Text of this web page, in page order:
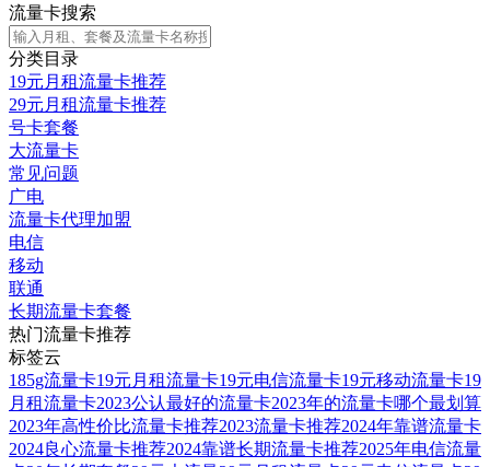
流量卡搜索
分类目录
19元月租流量卡推荐
29元月租流量卡推荐
号卡套餐
大流量卡
常见问题
广电
流量卡代理加盟
电信
移动
联通
长期流量卡套餐
热门流量卡推荐
标签云
185g流量卡19元月租流量卡19元电信流量卡19元移动流量卡19
月租流量卡2023公认最好的流量卡2023年的流量卡哪个最划算
2023年高性价比流量卡推荐2023流量卡推荐2024年靠谱流量卡
2024良心流量卡推荐2024靠谱长期流量卡推荐2025年电信流量